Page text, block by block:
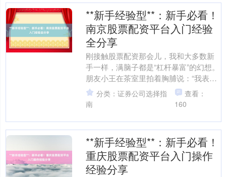
**新手经验型**：新手必看！
南京股票配资平台入门经验
全分享
刚接触股票配资那会儿，我和大多数新
手一样，满脑子都是“杠杆暴富”的幻想。
朋友小王在茶室里拍着胸脯说：“我表哥
用5倍杠杆三个月赚了辆宝马！”听得我热
血沸腾股票配资....
分类：证券公司选择指
南
查看：
160
**新手经验型**：新手必看！
重庆股票配资平台入门操作
经验分享